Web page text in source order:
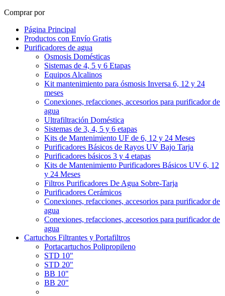
Comprar por
Página Principal
Productos con Envío Gratis
Purificadores de agua
Osmosis Domésticas
Sistemas de 4, 5 y 6 Etapas
Equipos Alcalinos
Kit mantenimiento para ósmosis Inversa 6, 12 y 24
meses
Conexiones, refacciones, accesorios para purificador de
agua
Ultrafiltración Doméstica
Sistemas de 3, 4, 5 y 6 etapas
Kits de Mantenimiento UF de 6, 12 y 24 Meses
Purificadores Básicos de Rayos UV Bajo Tarja
Purificadores básicos 3 y 4 etapas
Kits de Mantenimiento Purificadores Básicos UV 6, 12
y 24 Meses
Filtros Purificadores De Agua Sobre-Tarja
Purificadores Cerámicos
Conexiones, refacciones, accesorios para purificador de
agua
Conexiones, refacciones, accesorios para purificador de
agua
Cartuchos Filtrantes y Portafiltros
Portacartuchos Polipropileno
STD 10"
STD 20"
BB 10"
BB 20"